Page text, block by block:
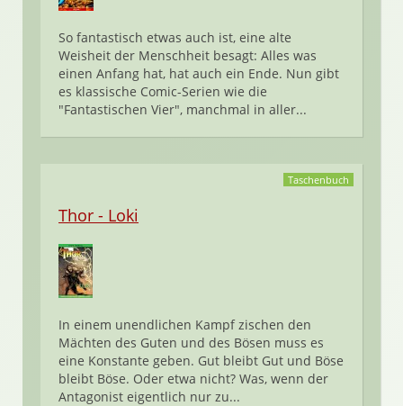
So fantastisch etwas auch ist, eine alte
Weisheit der Menschheit besagt: Alles was
einen Anfang hat, hat auch ein Ende. Nun gibt
es klassische Comic-Serien wie die
"Fantastischen Vier", manchmal in aller...
Taschenbuch
Thor - Loki
In einem unendlichen Kampf zischen den
Mächten des Guten und des Bösen muss es
eine Konstante geben. Gut bleibt Gut und Böse
bleibt Böse. Oder etwa nicht? Was, wenn der
Antagonist eigentlich nur zu...